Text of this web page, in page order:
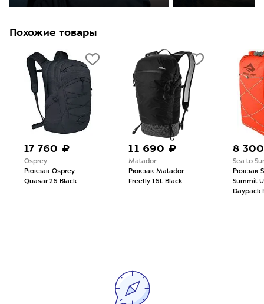
Похожие товары
17 760 ₽
Osprey
Рюкзак Osprey
Quasar 26 Black
11 690 ₽
Matador
Рюкзак Matador
Freefly 16L Black
8
Sea to
Рюкзак
Summit
Daypack